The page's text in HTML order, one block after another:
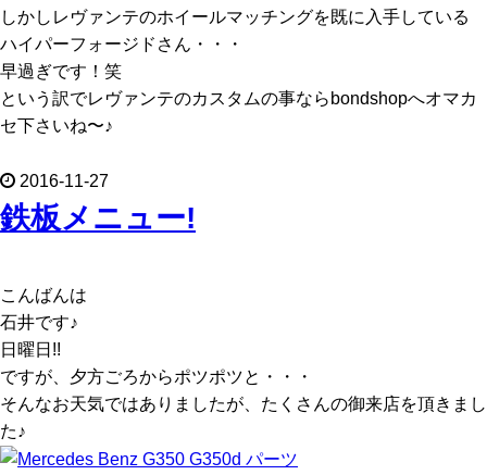
しかしレヴァンテのホイールマッチングを既に入手している
ハイパーフォージドさん・・・
早過ぎです！笑
という訳でレヴァンテのカスタムの事ならbondshopへオマカ
セ下さいね〜♪
2016-11-27
鉄板メニュー!
こんばんは
石井です♪
日曜日!!
ですが、夕方ごろからポツポツと・・・
そんなお天気ではありましたが、たくさんの御来店を頂きまし
た♪